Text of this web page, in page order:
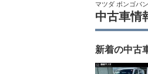
マツダ ボンゴバン
中古車情
新着の中古